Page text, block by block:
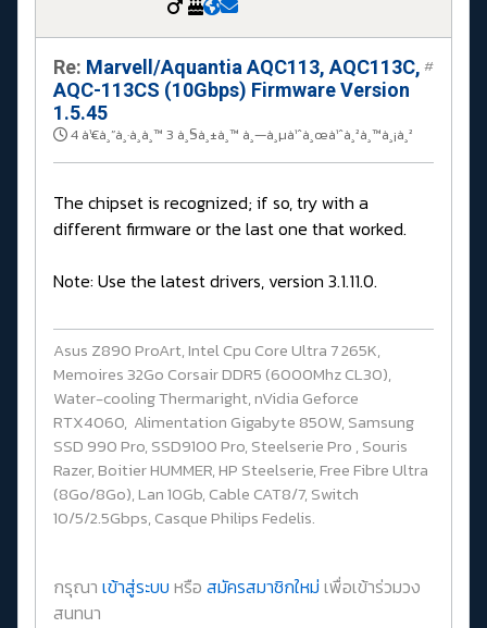
Re: Marvell/Aquantia AQC113, AQC113C,
AQC-113CS (10Gbps) Firmware Version
1.5.45
4 à¹€à¸”à¸·à¸­à¸™ 3 à¸§à¸±à¸™ à¸—à¸µà¹ˆà¸œà¹ˆà¸²à¸™à¸¡à¸²
#
The chipset is recognized; if so, try with a
different firmware or the last one that worked.
Note: Use the latest drivers, version 3.1.11.0.
Asus Z890 ProArt, Intel Cpu Core Ultra 7 265K,
Memoires 32Go Corsair DDR5 (6000Mhz CL30),
Water-cooling Thermaright, nVidia Geforce
RTX4060, Alimentation Gigabyte 850W, Samsung
SSD 990 Pro, SSD9100 Pro, Steelserie Pro , Souris
Razer, Boitier HUMMER, HP Steelserie, Free Fibre Ultra
(8Go/8Go), Lan 10Gb, Cable CAT8/7, Switch
10/5/2.5Gbps, Casque Philips Fedelis.
กรุณา เข้าสู่ระบบ หรือ สมัครสมาชิกใหม่ เพื่อเข้าร่วมวง
สนทนา